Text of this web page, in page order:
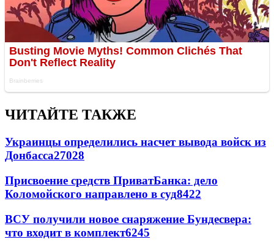
ЧИТАЙТЕ ТАКЖЕ
Украинцы определились насчет вывода войск из
Донбасса27028
Присвоение средств ПриватБанка: дело
Коломойского направлено в суд8422
ВСУ получили новое снаряжение Бундесвера:
что входит в комплект6245